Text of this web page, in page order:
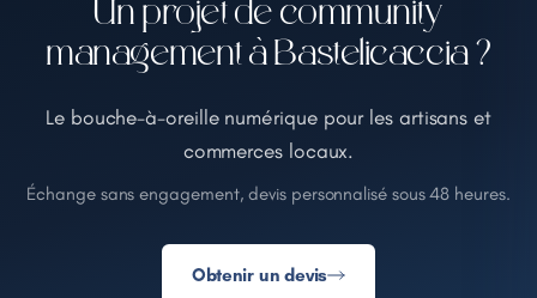
Un projet de community
management à Bastelicaccia ?
Le bouche-à-oreille numérique pour les artisans et
commerces locaux.
Échange sans engagement, devis personnalisé sous 48 heures.
Obtenir un devis